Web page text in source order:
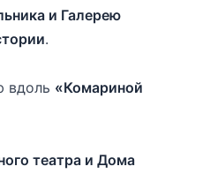
и Галерею
.
вдоль «Комариной
театра и Дома